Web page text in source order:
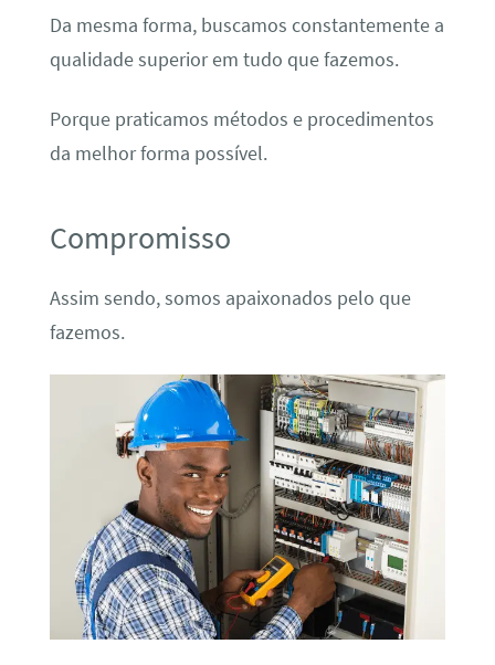
Da mesma forma, buscamos constantemente a
qualidade superior em tudo que fazemos.
Porque praticamos métodos e procedimentos
da melhor forma possível.
Compromisso
Assim sendo, somos apaixonados pelo que
fazemos.